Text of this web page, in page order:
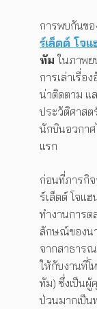
การพบกันข
ร์เล็ตต์ โจ
ทัม ในภาพย
การเล่าเรื่อ
น่าติดตาม แ
ประวัติศาส
นักบินอวกาศ
แรก
ก่อนที่ภารกิจ
ร์เล็ตต์ โจแ
ทำงานการต
ลักษณ์ของน
จากสาธาร
ให้กับงานที่โ
ทัม) ซึ่งเป็นผู้
ป่วนมากเป็